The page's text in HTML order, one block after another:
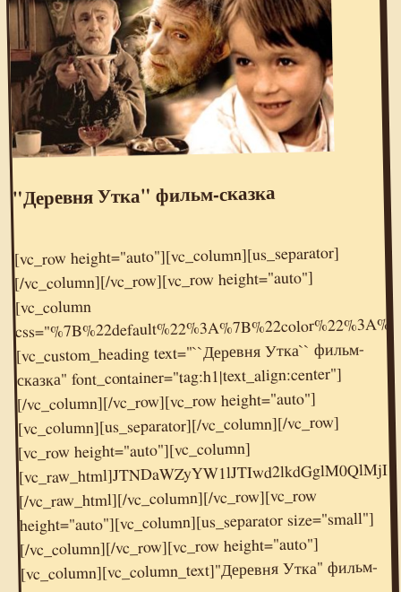
"Деревня Утка" фильм-сказка
[vc_row height="auto"][vc_column][us_separator]
[/vc_column][/vc_row][vc_row height="auto"]
[vc_column
[vc_custom_heading text="``Деревня Утка`` фильм-
сказка" font_container="tag:h1|text_align:center"]
[/vc_column][/vc_row][vc_row height="auto"]
[vc_column][us_separator][/vc_column][/vc_row]
[vc_row height="auto"][vc_column]
[vc_raw_html]JTNDaWZyYW1lJTIwd2lkdGglM0QlMjI1NjAlMjIlMjBoZWlnaHQlM0QlMjIzMTUlMjIlMjBzcmMlM0QlMjIlMkYlMkZvay5ydSUyRnZpZGVvZW1iZWQlMkY3NTIyOTE0NzMyNjM1JTNGbm9jaGF0JTNEMSUyMiUyMGZyYW1lYm9yZGVyJTNEJTIyMCUyMiUyMGFsbG93JTNEJTIyYXV0b3BsYXklMjIlMjBhbGxvd2Z1bGxzY3JlZW4lM0UlM0MlMkZpZnJhbWUlM0U=
[/vc_raw_html][/vc_column][/vc_row][vc_row
height="auto"][vc_column][us_separator size="small"]
[/vc_column][/vc_row][vc_row height="auto"]
[vc_column][vc_column_text]"Деревня Утка" фильм-